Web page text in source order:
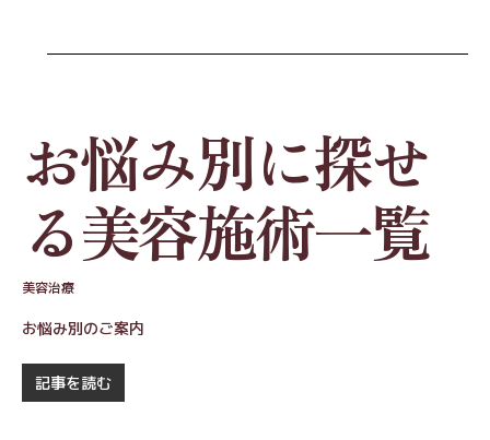
お悩み別に探せ
る美容施術一覧
美容治療
お悩み別のご案内
記事を読む